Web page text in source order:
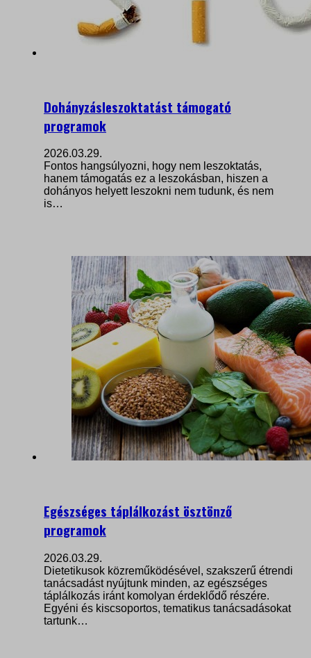
Dohányzásleszoktatást támogató
programok
2026.03.29.
Fontos hangsúlyozni, hogy nem leszoktatás,
hanem támogatás ez a leszokásban, hiszen a
dohányos helyett leszokni nem tudunk, és nem
is…
Egészséges táplálkozást ösztönző
programok
2026.03.29.
Dietetikusok közreműködésével, szakszerű étrendi
tanácsadást nyújtunk minden, az egészséges
táplálkozás iránt komolyan érdeklődő részére.
Egyéni és kiscsoportos, tematikus tanácsadásokat
tartunk…